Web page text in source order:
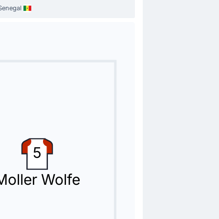
Jersey.
5
Wolfe